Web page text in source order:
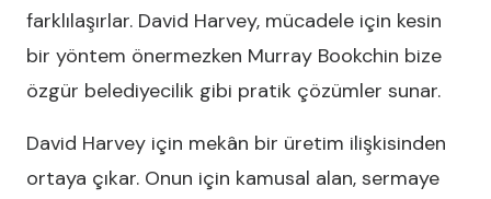
farklılaşırlar. David Harvey, mücadele için kesin
bir yöntem önermezken Murray Bookchin bize
özgür belediyecilik gibi pratik çözümler sunar.
David Harvey için mekân bir üretim ilişkisinden
ortaya çıkar. Onun için kamusal alan, sermaye